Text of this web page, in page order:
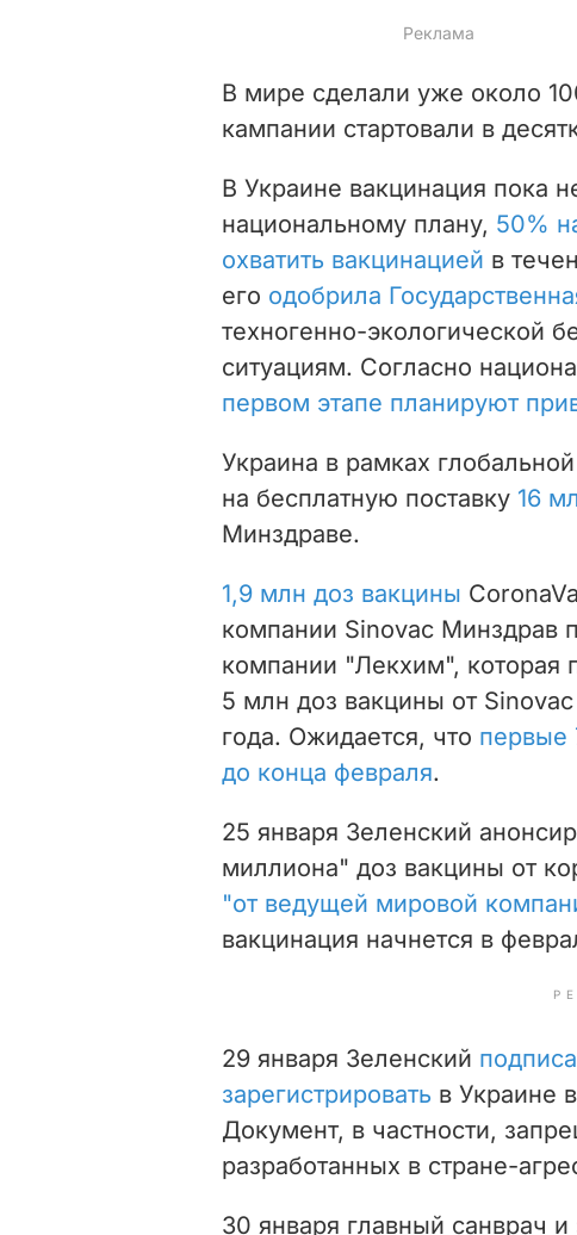
В мире сделали уже около
кампании стартовали в
В Украине вакцинация пока
национальному плану, 50%
охватить вакцинацией в
его одобрила
техногенно-экологической
ситуациям. Согласно
первом этапе планируют
Украина в рамках
на бесплатную поставку 16
Минздраве.
1,9 млн доз вакцины
компании Sinovac Минздрав
компании "Лекхим", которая
5 млн доз вакцины от
года. Ожидается, что первые
до конца февраля.
25 января Зеленский
миллиона" доз вакцины от
"от ведущей мировой
вакцинация начнется в
29 января Зеленский
зарегистрировать в Украине
Документ, в частности,
разработанных в стране-
30 января главный санврач